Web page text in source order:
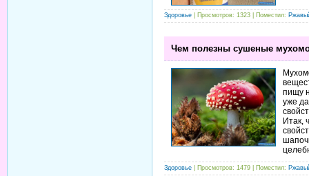
Здоровье | Просмотров: 1323 | Поместил:
Чем полезны сушеные
пищу
уже
Итак,
Здоровье | Просмотров: 1479 | Поместил: